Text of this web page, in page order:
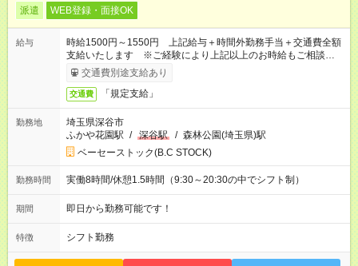
派遣 WEB登録・面接OK
給与
時給1500円～1550円 上記給与＋時間外勤務手当＋交通費全額
支給いたします ※ご経験により上記以上のお時給もご相談させ
ていただきます ※時間外手当はお時給の1.25倍です！
交通費別途支給あり
交通費 「規定支給」
勤務地
埼玉県深谷市
ふかや花園駅 / 深谷駅 / 森林公園(埼玉県)駅
ベーセーストック(B.C STOCK)
勤務時間 実働8時間/休憩1.5時間（9:30～20:30の中でシフト制）
期間 即日から勤務可能です！
特徴 シフト勤務